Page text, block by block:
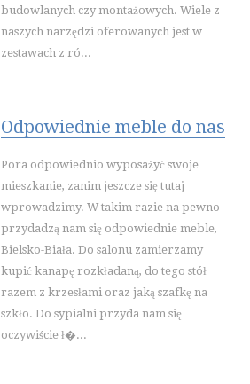
budowlanych czy montażowych. Wiele z
naszych narzędzi oferowanych jest w
zestawach z ró...
Odpowiednie meble do nas
Pora odpowiednio wyposażyć swoje
mieszkanie, zanim jeszcze się tutaj
wprowadzimy. W takim razie na pewno
przydadzą nam się odpowiednie meble,
Bielsko-Biała. Do salonu zamierzamy
kupić kanapę rozkładaną, do tego stół
razem z krzesłami oraz jaką szafkę na
szkło. Do sypialni przyda nam się
oczywiście ł�...